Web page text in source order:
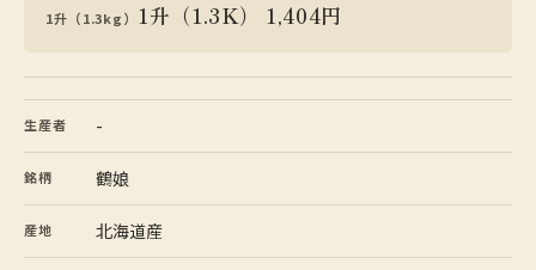
1升（1.3kg） 1升（1.3K） 1,404円
生産者 -
銘柄 鶴娘
産地 北海道産